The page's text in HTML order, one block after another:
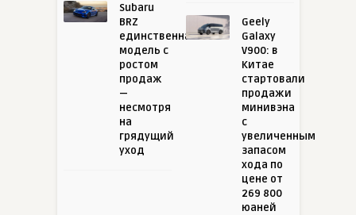
Subaru
BRZ
единственная
модель с
ростом
продаж
—
несмотря
на
грядущий
уход
Geely
Galaxy
V900: в
Китае
стартовали
продажи
минивэна
с
увеличенным
запасом
хода по
цене от
269 800
юаней